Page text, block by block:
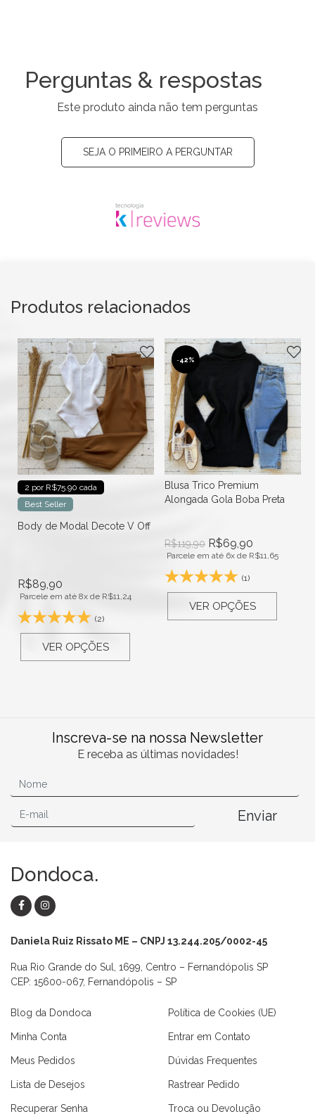
Perguntas & respostas
Este produto ainda não tem perguntas
SEJA O PRIMEIRO A PERGUNTAR
Produtos relacionados
2 por R$75.90 cada
Best Seller
Body de Modal Decote V Off
R$89,90
Parcele em até 8x de R$11,24
(2)
VER OPÇÕES
-42%
Blusa Trico Premium
Alongada Gola Boba Preta
R$119,90 R$69,90
Parcele em até 6x de R$11,65
(1)
VER OPÇÕES
Inscreva-se na nossa Newsletter
E receba as últimas novidades!
Enviar
Dondoca.
Daniela Ruiz Rissato ME – CNPJ 13.244.205/0002-45
Rua Rio Grande do Sul, 1699, Centro – Fernandópolis SP
CEP: 15600-067, Fernandópolis – SP
Blog da Dondoca
Minha Conta
Meus Pedidos
Lista de Desejos
Recuperar Senha
Política de Cookies (UE)
Entrar em Contato
Dúvidas Frequentes
Rastrear Pedido
Troca ou Devolução